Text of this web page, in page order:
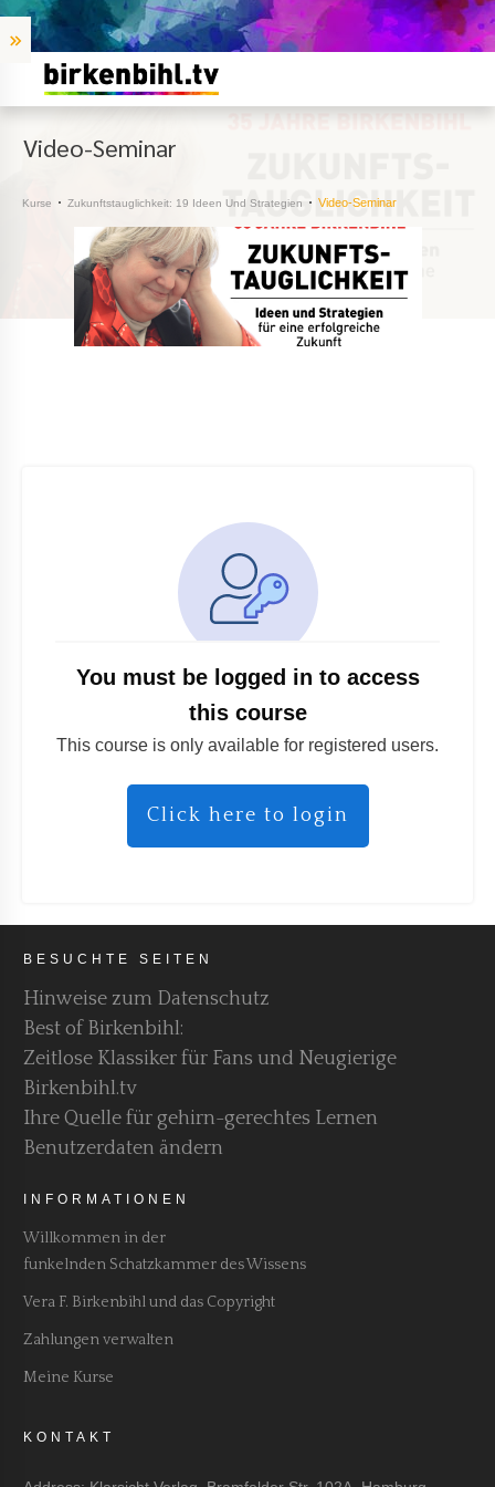
Video-Seminar
Kurse Zukunftstauglichkeit: 19 Ideen Und Strategien Video-Seminar
You must be logged in to access
this course
This course is only available for registered users.
Click here to login
BESUCHTE SEITEN
Hinweise zum Datenschutz
Best of Birkenbihl:
Zeitlose Klassiker für Fans und Neugierige
Birkenbihl.tv
Ihre Quelle für gehirn-gerechtes Lernen
Benutzerdaten ändern
INFORMATIONEN
Willkommen in der
funkelnden Schatzkammer des Wissens
Vera F. Birkenbihl und das Copyright
Zahlungen verwalten
Meine Kurse
KONTAKT